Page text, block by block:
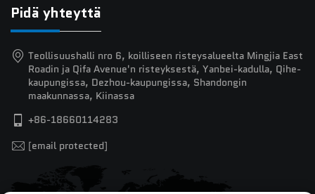
Pidä yhteyttä
Teollisuushalli nro 6, koilliseen risteysalueelta Mingjia East
Roadin ja Qifa Avenue'n risteyksestä, Yanbei-kadulla, Qihe-
kaupungissa, Dezhou-kaupungissa, Shandongin
maakunnassa, Kiinassa
+86-18660114283
[email protected]